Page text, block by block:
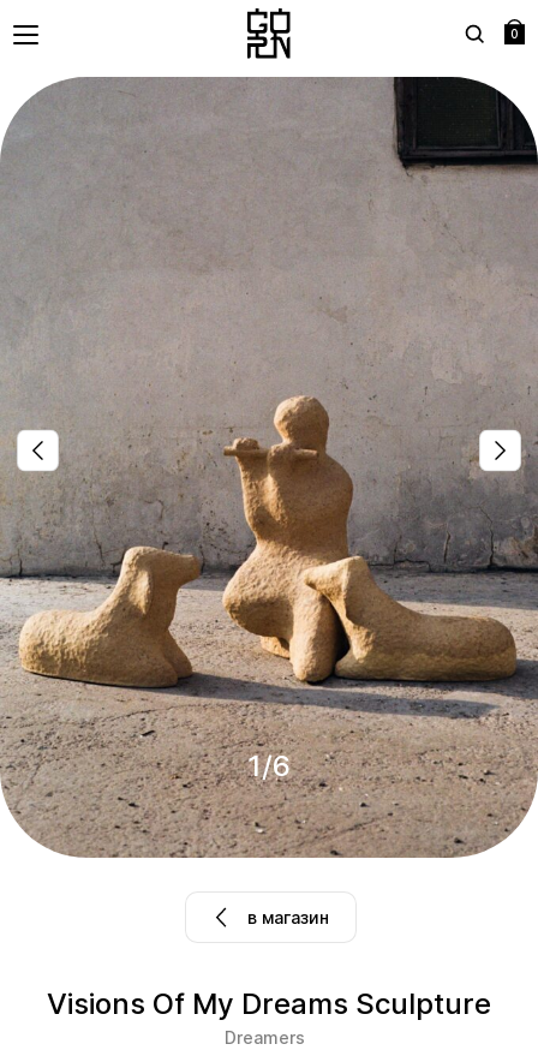
0
в магазин
1/6
Visions Of My Dreams Sculpture
Dreamers